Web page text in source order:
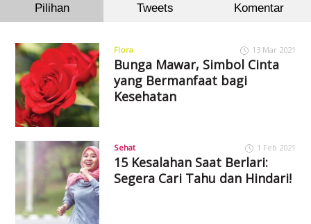
Pilihan Tweets Komentar
Flora 13 Mar 2021
Bunga Mawar, Simbol Cinta
yang Bermanfaat bagi
Kesehatan
Sehat 1 Feb 2021
15 Kesalahan Saat Berlari:
Segera Cari Tahu dan Hindari!